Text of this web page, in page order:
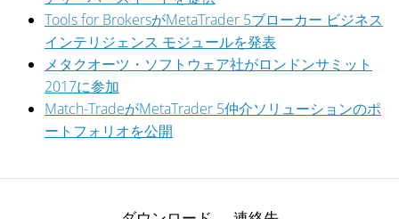
Tools for BrokersがMetaTrader 5ブローカー ビジネス
インテリジェンス モジュールを発表
メタクオーツ・ソフトウェア社がロンドンサミット
2017に参加
Match-TradeがMetaTrader 5仲介ソリューションのポ
ートフォリオを公開